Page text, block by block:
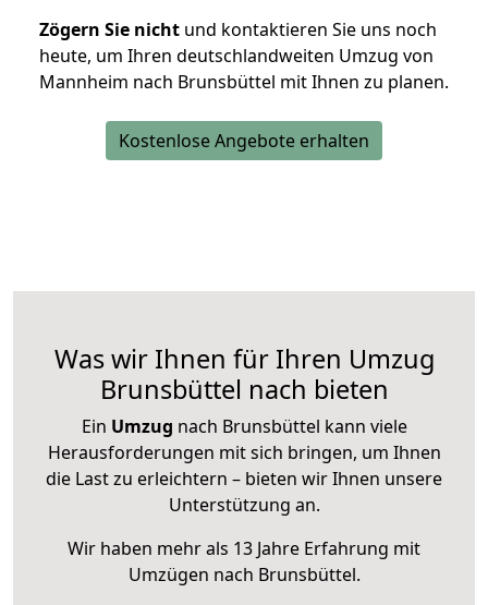
Zögern Sie nicht und kontaktieren Sie uns noch
heute, um Ihren deutschlandweiten Umzug von
Mannheim nach Brunsbüttel mit Ihnen zu planen.
Kostenlose Angebote erhalten
Was wir Ihnen für Ihren Umzug
Brunsbüttel nach bieten
Ein Umzug nach Brunsbüttel kann viele
Herausforderungen mit sich bringen, um Ihnen
die Last zu erleichtern – bieten wir Ihnen unsere
Unterstützung an.
Wir haben mehr als 13 Jahre Erfahrung mit
Umzügen nach Brunsbüttel.